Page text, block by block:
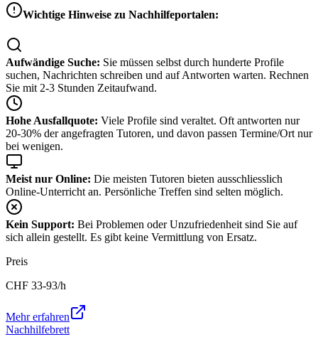
Wichtige Hinweise zu Nachhilfeportalen:
Aufwändige Suche: Sie müssen selbst durch hunderte Profile
suchen, Nachrichten schreiben und auf Antworten warten. Rechnen
Sie mit 2-3 Stunden Zeitaufwand.
Hohe Ausfallquote: Viele Profile sind veraltet. Oft antworten nur
20-30% der angefragten Tutoren, und davon passen Termine/Ort nur
bei wenigen.
Meist nur Online: Die meisten Tutoren bieten ausschliesslich
Online-Unterricht an. Persönliche Treffen sind selten möglich.
Kein Support: Bei Problemen oder Unzufriedenheit sind Sie auf
sich allein gestellt. Es gibt keine Vermittlung von Ersatz.
Preis
CHF 33-93/h
Mehr erfahren
Nachhilfebrett